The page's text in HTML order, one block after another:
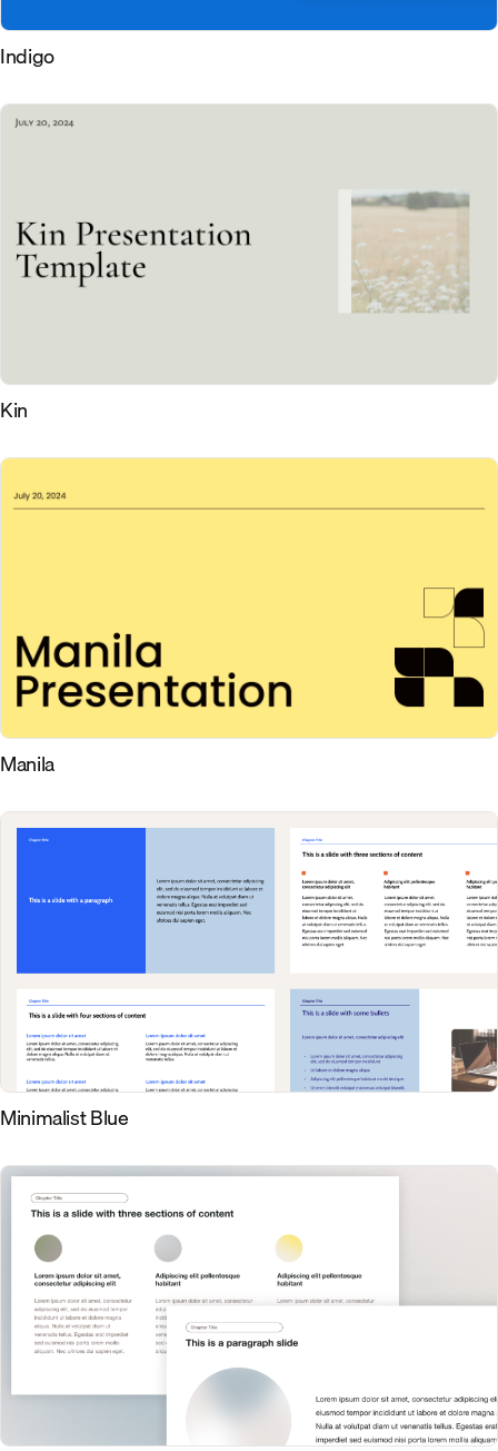
Indigo
Kin
Manila
Minimalist Blue